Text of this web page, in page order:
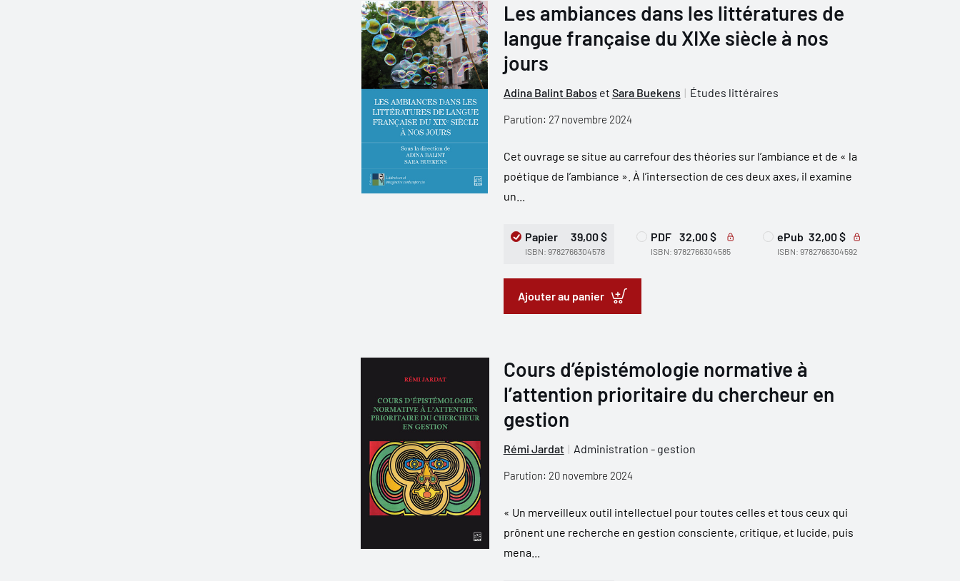
Les ambiances dans les littératures de
langue française du XIXe siècle à nos
jours
Adina Balint Babos et Sara Buekens Études littéraires
Parution: 27 novembre 2024
Cet ouvrage se situe au carrefour des théories sur l’ambiance et de « la
poétique de l’ambiance ». À l’intersection de ces deux axes, il examine
un...
Papier 39,00 $
ISBN: 9782766304578
PDF 32,00 $
ISBN: 9782766304585
ePub 32,00 $
ISBN: 9782766304592
Ajouter au panier
Cours d’épistémologie normative à
l’attention prioritaire du chercheur en
gestion
Rémi Jardat Administration - gestion
Parution: 20 novembre 2024
« Un merveilleux outil intellectuel pour toutes celles et tous ceux qui
prônent une recherche en gestion consciente, critique, et lucide, puis
mena...